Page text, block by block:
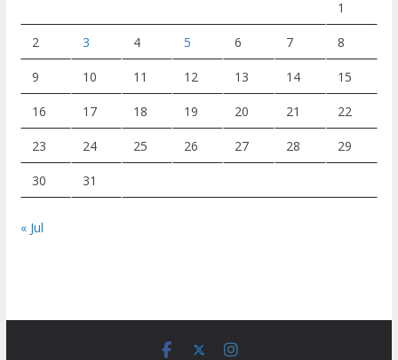
1
2 3 4 5 6 7 8
9 10 11 12 13 14 15
16 17 18 19 20 21 22
23 24 25 26 27 28 29
30 31
« Jul